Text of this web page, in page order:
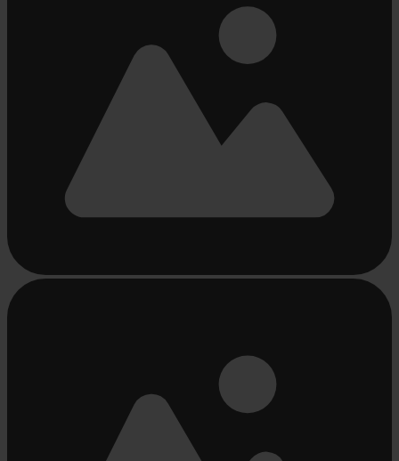
Bezig
met